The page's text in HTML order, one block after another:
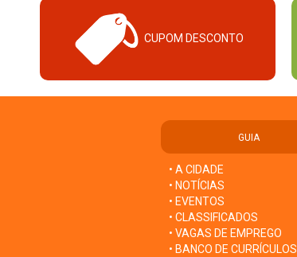
CUPOM DESCONTO
GUIA
• A CIDADE
• NOTÍCIAS
• EVENTOS
• CLASSIFICADOS
• VAGAS DE EMPREGO
• BANCO DE CURRÍCULOS